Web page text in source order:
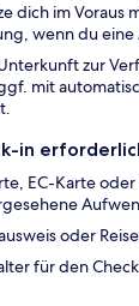
dich im Voraus
wenn du eine
zur
mit
in
EC-Karte
oder
für den